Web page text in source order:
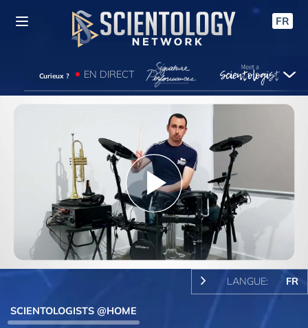
FR
Curieux ? EN DIRECT
Play
Video
LANGUE: FR
SCIENTOLOGISTS @HOME